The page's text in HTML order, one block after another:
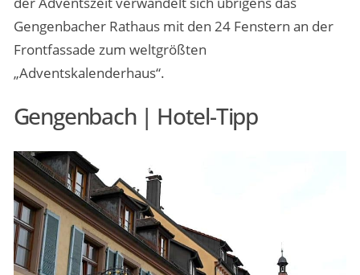
Gengenbacher Rathaus mit den 24 Fenstern an der
Frontfassade zum weltgrößten
„Adventskalenderhaus“.
Gengenbach | Hotel-Tipp